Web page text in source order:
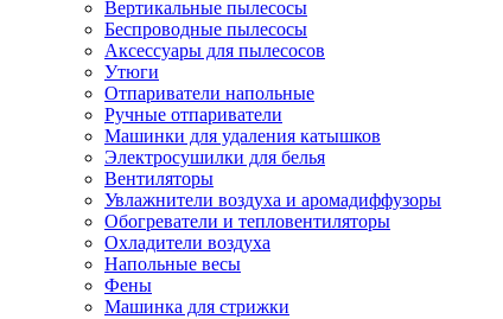
Вертикальные пылесосы
Беспроводные пылесосы
Аксессуары для пылесосов
Утюги
Отпариватели напольные
Ручные отпариватели
Машинки для удаления катышков
Электросушилки для белья
Вентиляторы
Увлажнители воздуха и аромадиффузоры
Обогреватели и тепловентиляторы
Охладители воздуха
Напольные весы
Фены
Машинка для стрижки